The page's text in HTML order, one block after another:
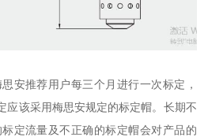
安推荐用户每三个月进行一次标定，
应该采用梅思安规定的标定帽。长期不
定流量及不正确的标定帽会对产品的